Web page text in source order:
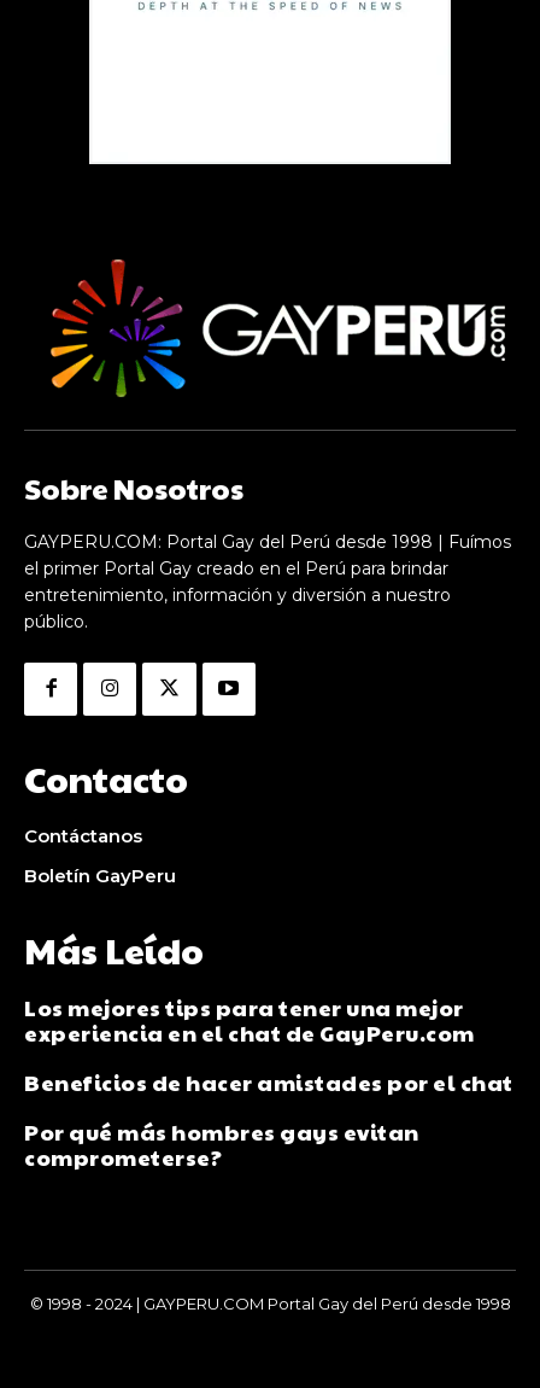
Sobre Nosotros
GAYPERU.COM: Portal Gay del Perú desde 1998 | Fuímos
el primer Portal Gay creado en el Perú para brindar
entretenimiento, información y diversión a nuestro
público.
Contacto
Contáctanos
Boletín GayPeru
Más Leído
Los mejores tips para tener una mejor
experiencia en el chat de GayPeru.com
Beneficios de hacer amistades por el chat
Por qué más hombres gays evitan
comprometerse?
© 1998 - 2024 | GAYPERU.COM Portal Gay del Perú desde 1998